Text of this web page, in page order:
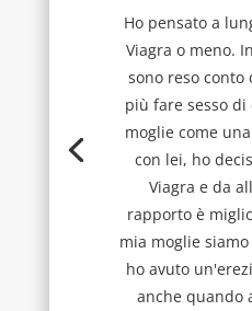
Ho pensato a
Viagra o meno.
sono reso conto
più fare sesso
moglie come
con lei, ho
Viagra e da
rapporto è
mia moglie
ho avuto
anche quando